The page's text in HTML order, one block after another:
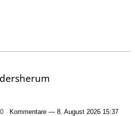
0 Kommentare — 8. August 2026 15:37